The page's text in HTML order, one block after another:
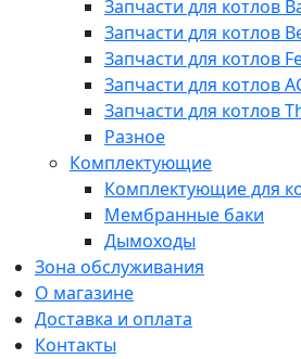
Запчасти для котлов
Запчасти для котлов
Запчасти для котлов
Запчасти для котлов
Запчасти для котлов
Разное
Комплектующие
Комплектующие для
Мембранные баки
Дымоходы
Зона обслуживания
О магазине
Доставка и оплата
Контакты